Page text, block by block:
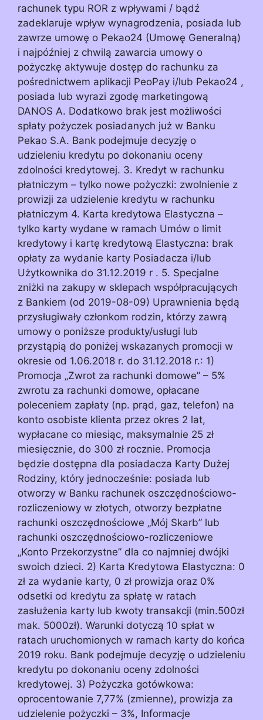
rachunek typu ROR z wpływami / bądź
zadeklaruje wpływ wynagrodzenia, posiada lub
zawrze umowę o Pekao24 (Umowę Generalną)
i najpóźniej z chwilą zawarcia umowy o
pożyczkę aktywuje dostęp do rachunku za
pośrednictwem aplikacji PeoPay i/lub Pekao24 ,
posiada lub wyrazi zgodę marketingową
DANOS A. Dodatkowo brak jest możliwości
spłaty pożyczek posiadanych już w Banku
Pekao S.A. Bank podejmuje decyzję o
udzieleniu kredytu po dokonaniu oceny
zdolności kredytowej. 3. Kredyt w rachunku
płatniczym – tylko nowe pożyczki: zwolnienie z
prowizji za udzielenie kredytu w rachunku
płatniczym 4. Karta kredytowa Elastyczna –
tylko karty wydane w ramach Umów o limit
kredytowy i kartę kredytową Elastyczna: brak
opłaty za wydanie karty Posiadacza i/lub
Użytkownika do 31.12.2019 r . 5. Specjalne
zniżki na zakupy w sklepach współpracujących
z Bankiem (od 2019-08-09) Uprawnienia będą
przysługiwały członkom rodzin, którzy zawrą
umowy o poniższe produkty/usługi lub
przystąpią do poniżej wskazanych promocji w
okresie od 1.06.2018 r. do 31.12.2018 r.: 1)
Promocja „Zwrot za rachunki domowe” – 5%
zwrotu za rachunki domowe, opłacane
poleceniem zapłaty (np. prąd, gaz, telefon) na
konto osobiste klienta przez okres 2 lat,
wypłacane co miesiąc, maksymalnie 25 zł
miesięcznie, do 300 zł rocznie. Promocja
będzie dostępna dla posiadacza Karty Dużej
Rodziny, który jednocześnie: posiada lub
otworzy w Banku rachunek oszczędnościowo-
rozliczeniowy w złotych, otworzy bezpłatne
rachunki oszczędnościowe „Mój Skarb” lub
rachunki oszczędnościowo-rozliczeniowe
„Konto Przekorzystne” dla co najmniej dwójki
swoich dzieci. 2) Karta Kredytowa Elastyczna: 0
zł za wydanie karty, 0 zł prowizja oraz 0%
odsetki od kredytu za spłatę w ratach
zasłużenia karty lub kwoty transakcji (min.500zł
mak. 5000zł). Warunki dotyczą 10 spłat w
ratach uruchomionych w ramach karty do końca
2019 roku. Bank podejmuje decyzję o udzieleniu
kredytu po dokonaniu oceny zdolności
kredytowej. 3) Pożyczka gotówkowa:
oprocentowanie 7,77% (zmienne), prowizja za
udzielenie pożyczki – 3%, Informacje